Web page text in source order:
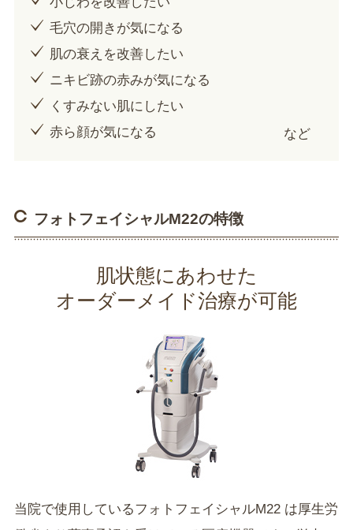
毛穴の開きが気になる
肌の衰えを改善したい
ニキビ跡の赤みが気になる
くすみない肌にしたい
赤ら顔が気になる
など
フォトフェイシャルM22の特徴
肌状態にあわせた
オーダーメイド治療が可能
当院で使用しているフォトフェイシャルM22 は厚生労